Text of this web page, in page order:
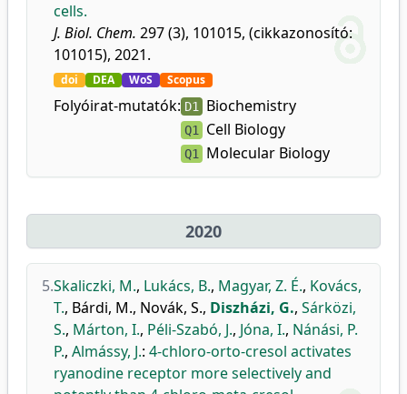
cells.
J. Biol. Chem. 297 (3), 101015, (cikkazonosító:
101015), 2021.
doi DEA WoS Scopus
Folyóirat-mutatók: D1 Biochemistry
Q1 Cell Biology
Q1 Molecular Biology
2020
5.Skaliczki, M., Lukács, B., Magyar, Z. É., Kovács,
T., Bárdi, M., Novák, S., Diszházi, G., Sárközi,
S., Márton, I., Péli-Szabó, J., Jóna, I., Nánási, P.
P., Almássy, J.: 4-chloro-orto-cresol activates
ryanodine receptor more selectively and